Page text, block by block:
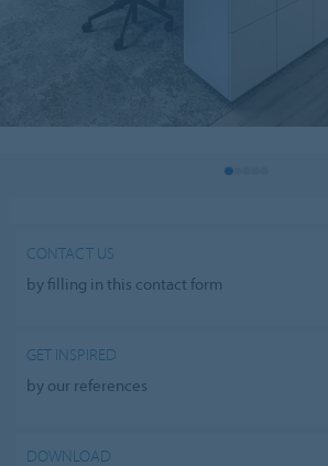
CONTACT US
by filling in this contact form
GET INSPIRED
by our references
DOWNLOAD